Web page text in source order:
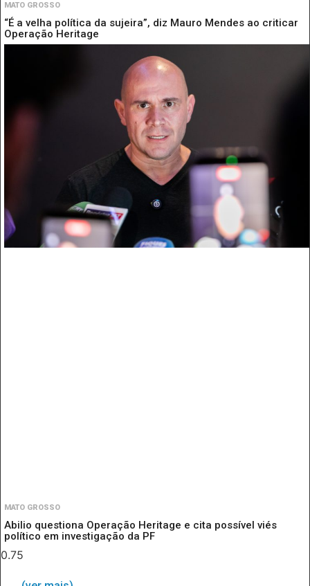
MATO GROSSO
“É a velha política da sujeira”, diz Mauro Mendes ao criticar
Operação Heritage
MATO GROSSO
Abilio questiona Operação Heritage e cita possível viés
político em investigação da PF